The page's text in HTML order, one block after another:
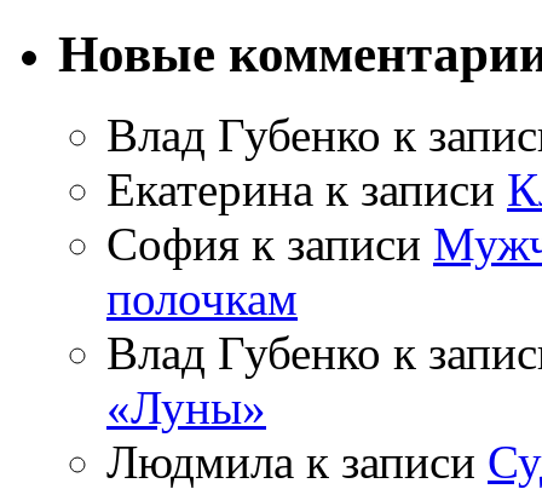
Новые
Влад Губенко к
Екатерина к записи
София к записи
полочкам
Влад Губенко к
«Луны»
Людмила к записи